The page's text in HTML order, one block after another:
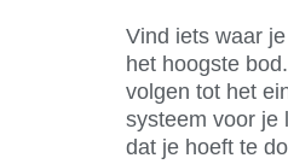
Vind iets waar
het hoogste
volgen tot het
systeem voor je
dat je hoeft te